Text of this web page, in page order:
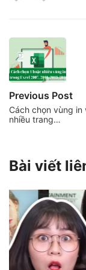
Previous Post
Cách chọn vùng in
nhiều trang…
Bài viết